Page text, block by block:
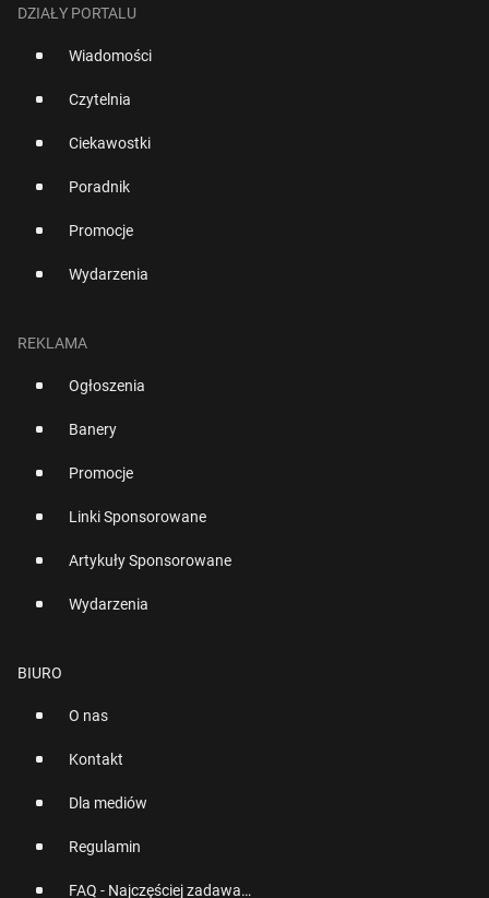
DZIAŁY PORTALU
Wiadomości
Czytelnia
Ciekawostki
Poradnik
Promocje
Wydarzenia
REKLAMA
Ogłoszenia
Banery
Promocje
Linki Sponsorowane
Artykuły Sponsorowane
Wydarzenia
BIURO
O nas
Kontakt
Dla mediów
Regulamin
FAQ - Najczęściej zadawane pytania